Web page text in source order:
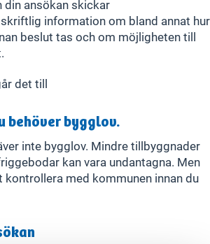
din ansökan skickar
information om bland annat hur
beslut tas och om möjligheten till
det till
behöver bygglov.
inte bygglov. Mindre tillbyggnader
kan vara undantagna. Men
med kommunen innan du